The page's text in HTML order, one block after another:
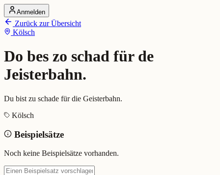
Startseite
Alle Dialekte
Dialekte vergleichen
Dialekt-Karte
Ranking
Do bes zo schad für de
Bedeutung:
Beispiel:Do mäs ene Jesicht wie ene Sack Muschele, do bes zo
Eingereicht von: Mundwerk Team
Anmelden
Zurück zur Übersicht
Kölsch
Do bes zo schad für de
Jeisterbahn.
Du bist zu schade für die Geisterbahn.
Kölsch
Beispielsätze
Noch keine Beispielsätze vorhanden.